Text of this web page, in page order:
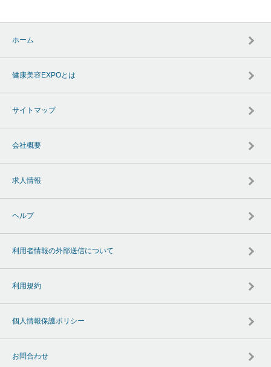
ホーム
健康美容EXPOとは
サイトマップ
会社概要
求人情報
ヘルプ
利用者情報の外部送信について
利用規約
個人情報保護ポリシー
お問合わせ